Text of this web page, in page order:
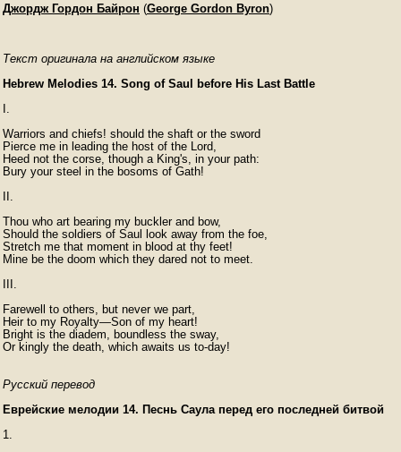
Джордж Гордон Байрон (George Gordon Byron)
Текст оригинала на английском языке
Hebrew Melodies 14. Song of Saul before His Last Battle
I.
Warriors and chiefs! should the shaft or the sword
Pierce me in leading the host of the Lord,
Heed not the corse, though a King's, in your path:
Bury your steel in the bosoms of Gath!
II.
Thou who art bearing my buckler and bow,
Should the soldiers of Saul look away from the foe,
Stretch me that moment in blood at thy feet!
Mine be the doom which they dared not to meet.
III.
Farewell to others, but never we part,
Heir to my Royalty—Son of my heart!
Bright is the diadem, boundless the sway,
Русский перевод
Еврейские мелодии 14. Песнь Саула перед его последней битвой
1.